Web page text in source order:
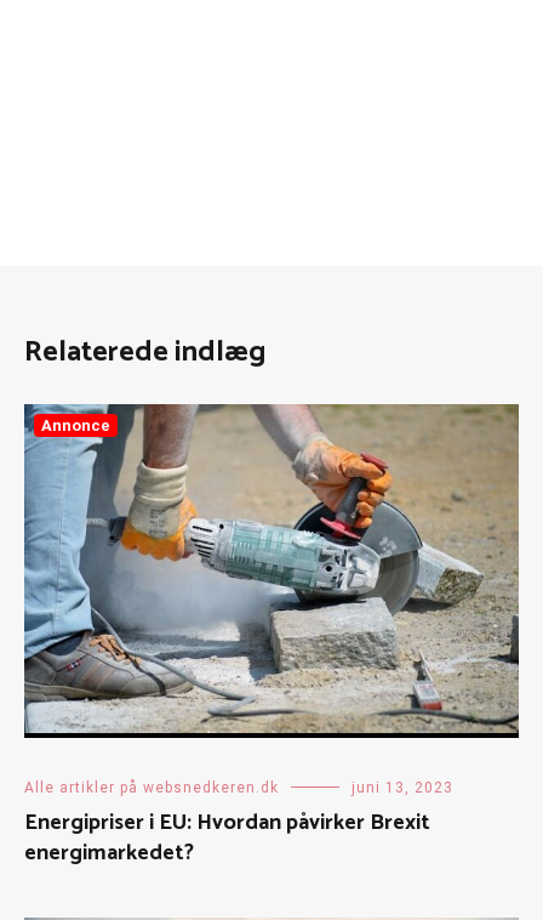
Relaterede indlæg
Annonce
Alle artikler på websnedkeren.dk juni 13, 2023
Energipriser i EU: Hvordan påvirker Brexit
energimarkedet?